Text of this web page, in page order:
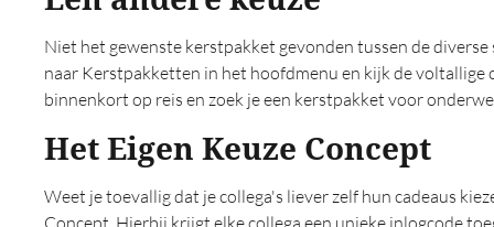
Uniek (0)
Veel artikelen (0)
Vegan (0)
Verwen (0)
Vitaliteit (0)
Niet het gewenste kerstpakket gevonden tussen de
naar Kerstpakketten in het hoofdmenu en kijk de voltallige
binnenkort op reis en zoek je een kerstpakket voor
Het Eigen Keuze Concept
Weet je toevallig dat je collega's liever zelf hun cadeaus
Concept. Hierbij krijgt elke collega een unieke inlogcode